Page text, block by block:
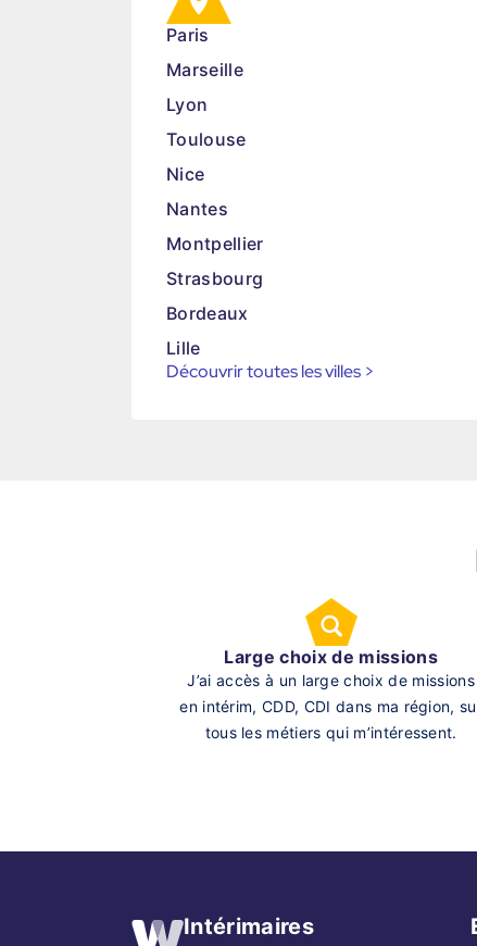
Paris
Marseille
Lyon
Toulouse
Nice
Nantes
Montpellier
Strasbourg
Bordeaux
Lille
Découvrir toutes les villes >
Large choix de missions
J’ai accès à un large choix de missions
en intérim, CDD, CDI dans ma région,
tous les métiers qui m’intéressent.
Intérimaires